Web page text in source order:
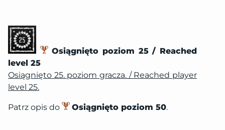
Osiągnięto poziom 25 / Reached
level 25
Osiągnięto 25. poziom gracza. / Reached player
level 25.
Patrz opis do Osiągnięto poziom 50.